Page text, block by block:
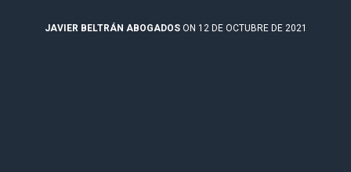
JAVIER BELTRÁN ABOGADOSON 12 DE OCTUBRE DE 2021